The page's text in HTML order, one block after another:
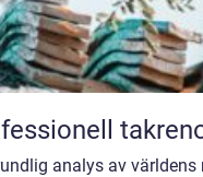
analys av